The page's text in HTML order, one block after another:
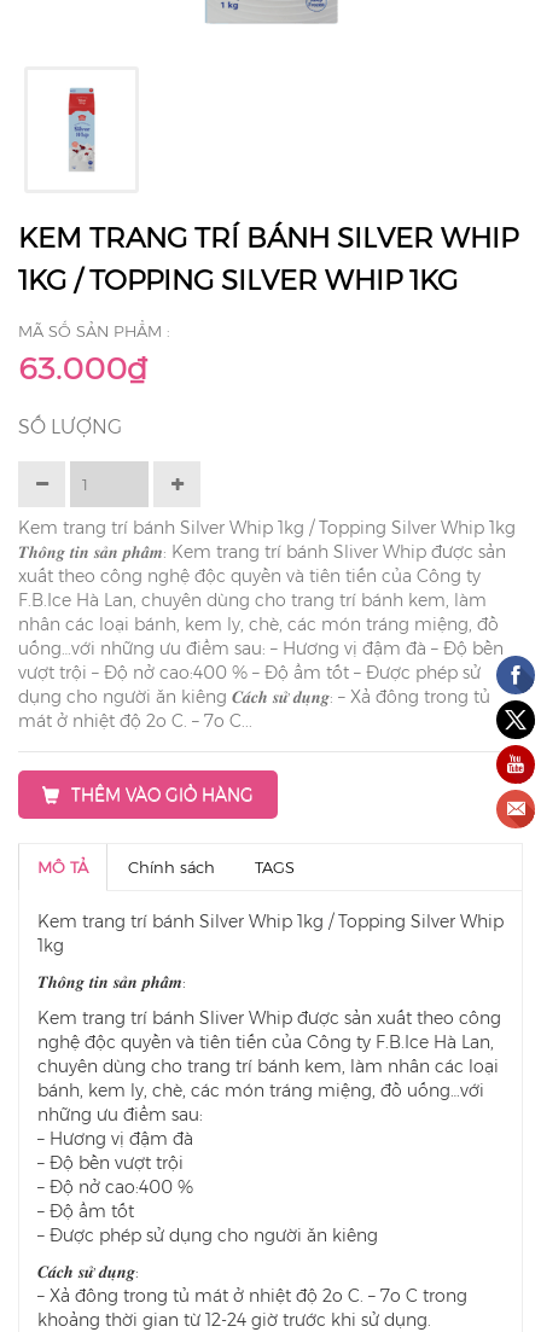
KEM TRANG TRÍ BÁNH SILVER WHIP
1KG / TOPPING SILVER WHIP 1KG
MÃ SỐ SẢN PHẨM :
63.000₫
SỐ LƯỢNG
Kem trang trí bánh Silver Whip 1kg / Topping Silver Whip 1kg
𝑻𝒉𝒐̂𝒏𝒈 𝒕𝒊𝒏 𝒔𝒂̉𝒏 𝒑𝒉𝒂̂̉𝒎: Kem trang trí bánh Sliver Whip được sản
xuất theo công nghệ độc quyền và tiên tiến của Công ty
F.B.Ice Hà Lan, chuyên dùng cho trang trí bánh kem, làm
nhân các loại bánh, kem ly, chè, các món tráng miệng, đồ
uống…với những ưu điểm sau: – Hương vị đậm đà – Độ bền
vượt trội – Độ nở cao:400 % – Độ ẩm tốt – Được phép sử
dụng cho người ăn kiêng 𝑪𝒂́𝒄𝒉 𝒔𝒖̛̉ 𝒅𝒖̣𝒏𝒈: – Xả đông trong tủ
mát ở nhiệt độ 2o C. – 7o C...
THÊM VÀO GIỎ HÀNG
MÔ TẢ Chính sách TAGS
Kem trang trí bánh Silver Whip 1kg / Topping Silver Whip
1kg
𝑻𝒉𝒐̂𝒏𝒈 𝒕𝒊𝒏 𝒔𝒂̉𝒏 𝒑𝒉𝒂̂̉𝒎:
Kem trang trí bánh Sliver Whip được sản xuất theo công
nghệ độc quyền và tiên tiến của Công ty F.B.Ice Hà Lan,
chuyên dùng cho trang trí bánh kem, làm nhân các loại
bánh, kem ly, chè, các món tráng miệng, đồ uống…với
những ưu điểm sau:
– Hương vị đậm đà
– Độ bền vượt trội
– Độ nở cao:400 %
– Độ ẩm tốt
– Được phép sử dụng cho người ăn kiêng
𝑪𝒂́𝒄𝒉 𝒔𝒖̛̉ 𝒅𝒖̣𝒏𝒈:
– Xả đông trong tủ mát ở nhiệt độ 2o C. – 7o C trong
khoảng thời gian từ 12-24 giờ trước khi sử dụng.